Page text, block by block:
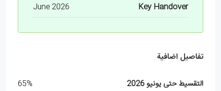
Key Handover
June 2026
تفاصيل اضافية
التقسيط حتى يونيو 2026 65%